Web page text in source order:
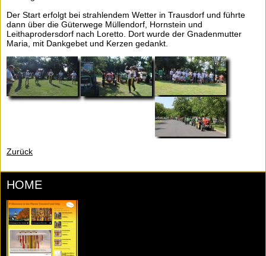
Der Start erfolgt bei strahlendem Wetter in Trausdorf und führte
dann über die Güterwege Müllendorf, Hornstein und
Leithaprodersdorf nach Loretto. Dort wurde der Gnadenmutter
Maria, mit Dankgebet und Kerzen gedankt.
Zurück
HOME